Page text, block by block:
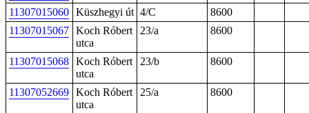
11307015060 Küszhegyi út 4/C
8600
11307015067 Koch Róbert
utca
23/a 8600
11307015068 Koch Róbert
utca
23/b 8600
11307052669 Koch Róbert
utca
25/a 8600